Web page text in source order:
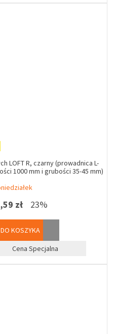
LOFT R, czarny (prowadnica L-
1000 mm i grubości 35-45 mm)
zł 23%
DO KOSZYKA
Cena Specjalna